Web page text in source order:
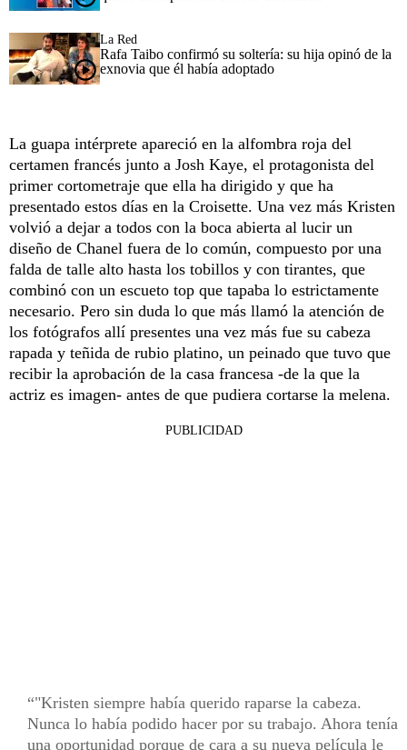
La Red
Rafa Taibo confirmó su soltería: su hija opinó de la
exnovia que él había adoptado
La guapa intérprete apareció en la alfombra roja del
certamen francés junto a Josh Kaye, el protagonista del
primer cortometraje que ella ha dirigido y que ha
presentado estos días en la Croisette. Una vez más Kristen
volvió a dejar a todos con la boca abierta al lucir un
diseño de Chanel fuera de lo común, compuesto por una
falda de talle alto hasta los tobillos y con tirantes, que
combinó con un escueto top que tapaba lo estrictamente
necesario. Pero sin duda lo que más llamó la atención de
los fotógrafos allí presentes una vez más fue su cabeza
rapada y teñida de rubio platino, un peinado que tuvo que
recibir la aprobación de la casa francesa -de la que la
actriz es imagen- antes de que pudiera cortarse la melena.
PUBLICIDAD
"Kristen siempre había querido raparse la cabeza.
Nunca lo había podido hacer por su trabajo. Ahora tenía
una oportunidad porque de cara a su nueva película le